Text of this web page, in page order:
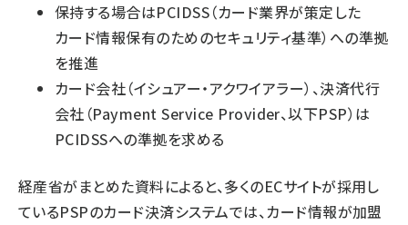
保持する場合はPCIDSS（カード業界が策定した
カード情報保有のためのセキュリティ基準）への準拠
を推進
カード会社（イシュアー・アクワイアラー）、決済代行
会社（Payment Service Provider、以下PSP）は
PCIDSSへの準拠を求める
経産省がまとめた資料によると、多くのECサイトが採用し
ているPSPのカード決済システムでは、カード情報が加盟